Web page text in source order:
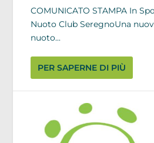
COMUNICATO STAMPA In
Nuoto Club SeregnoUna
nuoto...
PER SAPERNE DI PIÙ